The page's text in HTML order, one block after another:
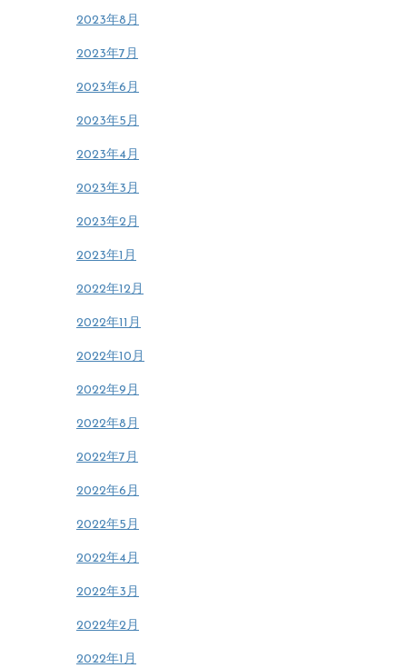
2023年8月
2023年7月
2023年6月
2023年5月
2023年4月
2023年3月
2023年2月
2023年1月
2022年12月
2022年11月
2022年10月
2022年9月
2022年8月
2022年7月
2022年6月
2022年5月
2022年4月
2022年3月
2022年2月
2022年1月